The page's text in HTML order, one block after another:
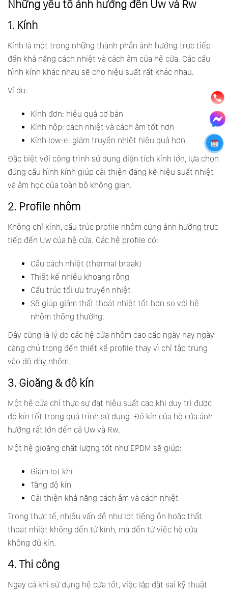
Những yếu tố ảnh hưởng đến Uw và Rw
1. Kính
Kính là một trong những thành phần ảnh hưởng trực tiếp
đến khả năng cách nhiệt và cách âm của hệ cửa. Các cấu
hình kính khác nhau sẽ cho hiệu suất rất khác nhau.
Ví dụ:
Kính đơn: hiệu quả cơ bản
Kính hộp: cách nhiệt và cách âm tốt hơn
Kính low-e: giảm truyền nhiệt hiệu quả hơn
Đặc biệt với công trình sử dụng diện tích kính lớn, lựa chọn
đúng cấu hình kính giúp cải thiện đáng kể hiệu suất nhiệt
và âm học của toàn bộ không gian.
2. Profile nhôm
Không chỉ kính, cấu trúc profile nhôm cũng ảnh hưởng trực
tiếp đến Uw của hệ cửa. Các hệ profile có:
Cầu cách nhiệt (thermal break)
Thiết kế nhiều khoang rỗng
Cấu trúc tối ưu truyền nhiệt
Sẽ giúp giảm thất thoát nhiệt tốt hơn so với hệ
nhôm thông thường.
Đây cũng là lý do các hệ cửa nhôm cao cấp ngày nay ngày
càng chú trọng đến thiết kế profile thay vì chỉ tập trung
vào độ dày nhôm.
3. Gioăng & độ kín
Một hệ cửa chỉ thực sự đạt hiệu suất cao khi duy trì được
độ kín tốt trong quá trình sử dụng. Độ kín của hệ cửa ảnh
hưởng rất lớn đến cả Uw và Rw.
Một hệ gioăng chất lượng tốt như EPDM sẽ giúp:
Giảm lọt khí
Tăng độ kín
Cải thiện khả năng cách âm và cách nhiệt
Trong thực tế, nhiều vấn đề như lọt tiếng ồn hoặc thất
thoát nhiệt không đến từ kính, mà đến từ việc hệ cửa
không đủ kín.
4. Thi công
Ngay cả khi sử dụng hệ cửa tốt, việc lắp đặt sai kỹ thuật